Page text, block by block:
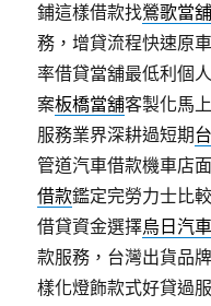
鋪這樣借款找鶯歌當
務，增貸流程快速原
率借貸當舖最低利個
案板橋當舖客製化馬
服務業界深耕過短期
管道汽車借款機車店
借款鑑定完勞力士比
借貸資金選擇烏日汽
款服務，台灣出貨品
樣化燈飾款式好貸過